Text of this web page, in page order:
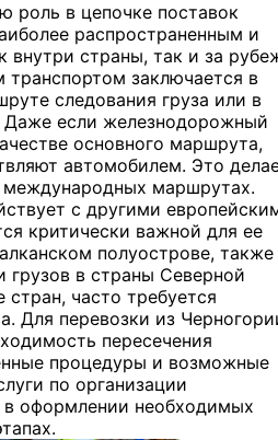
роль в цепочке поставок
распространенным и
внутри страны, так и за
транспортом заключается в
следования груза или в
Даже если железнодорожный
основного маршрута,
автомобилем. Это
маршрутах.
с другими
критически важной для ее
полуострове, также
грузов в страны Северной
часто требуется
Для перевозки из
пересечения
процедуры и возможные
по организации
оформлении необходимых